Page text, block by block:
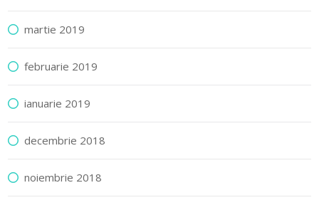
martie 2019
februarie 2019
ianuarie 2019
decembrie 2018
noiembrie 2018